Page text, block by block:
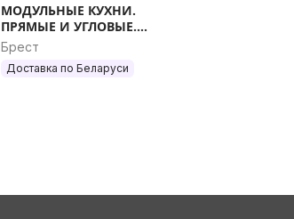
МОДУЛЬНЫЕ КУХНИ.
ПРЯМЫЕ И УГЛОВЫЕ.
ЛЮБОЙ РАЗМЕР.
Брест
Доставка по Беларуси